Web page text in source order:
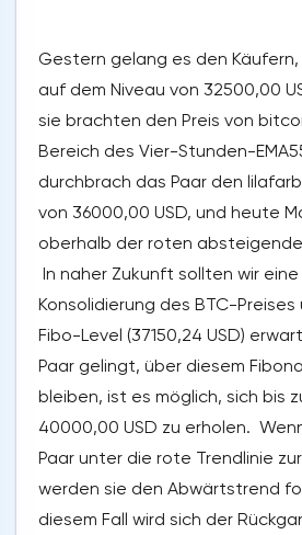
Gestern gelang es den
auf dem Niveau von 32500,00
sie brachten den Preis von
Bereich des Vier-Stunden-
durchbrach das Paar den
von 36000,00 USD, und heute
oberhalb der roten
In naher Zukunft sollten wir
Konsolidierung des BTC-Preises
Fibo-Level (37150,24 USD)
Paar gelingt, über diesem
bleiben, ist es möglich, sich bis
40000,00 USD zu erholen.
Paar unter die rote Trendlinie
werden sie den Abwärtstrend
diesem Fall wird sich der